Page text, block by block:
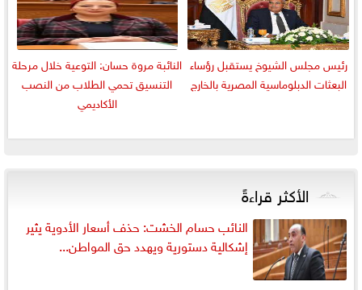
رئيس مجلس الشيوخ يستقبل رؤساء
البعثات الدبلوماسية المصرية بالخارج
النائبة مروة حسان: التوعية خلال مرحلة
التنسيق تحمي الطلاب من النصب
الأكاديمي
الأكثر قراءةً
النائب حسام الخشت: حذف أسعار الأدوية يثير
إشكالية دستورية ويهدد حق المواطن...